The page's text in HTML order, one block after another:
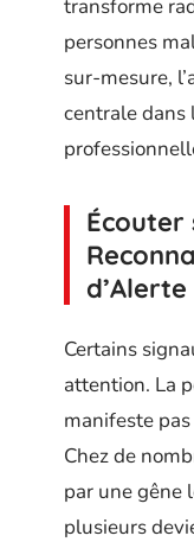
transforme
personnes
sur-mesure,
centrale dans
Écouter
d’Alerte
Certains
attention. La
manifeste
Chez de
par une gêne
plusieurs